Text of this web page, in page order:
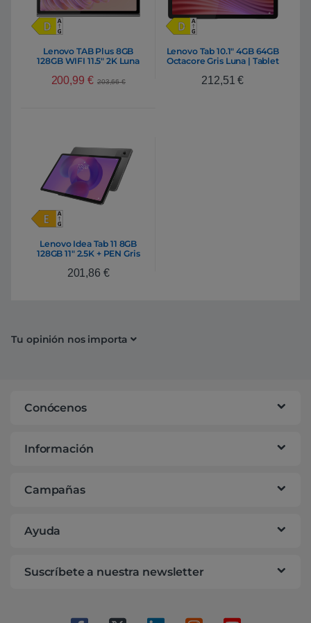
Lenovo TAB Plus 8GB
128GB WIFI 11.5″ 2K Luna
200,99 € 203,66€
Lenovo Tab 10.1″ 4GB 64GB
Octacore Gris Luna | Tablet
212,51€
Lenovo Idea Tab 11 8GB
128GB 11″ 2.5K + PEN Gris
201,86 €
Tu opinión nos importa
Conócenos
Información
Campañas
Ayuda
Suscríbete a nuestra newsletter